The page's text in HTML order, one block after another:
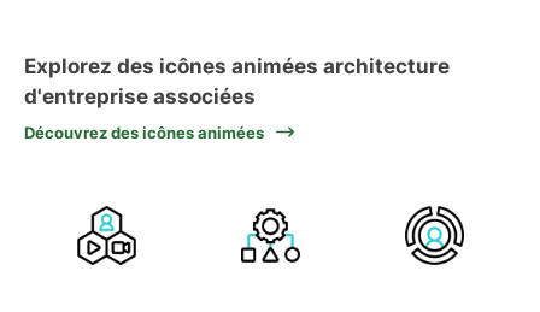
Explorez des icônes animées architecture
d'entreprise associées
Découvrez des icônes animées